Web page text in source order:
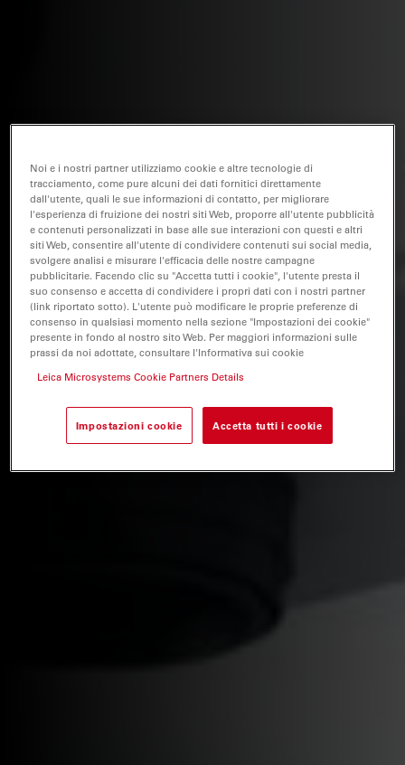
Noi e i nostri partner utilizziamo cookie e altre tecnologie di
tracciamento, come pure alcuni dei dati fornitici direttamente
dall'utente, quali le sue informazioni di contatto, per migliorare
l'esperienza di fruizione dei nostri siti Web, proporre all'utente pubblicità
e contenuti personalizzati in base alle sue interazioni con questi e altri
siti Web, consentire all'utente di condividere contenuti sui social media,
svolgere analisi e misurare l'efficacia delle nostre campagne
pubblicitarie. Facendo clic su "Accetta tutti i cookie", l'utente presta il
suo consenso e accetta di condividere i propri dati con i nostri partner
(link riportato sotto). L'utente può modificare le proprie preferenze di
consenso in qualsiasi momento nella sezione "Impostazioni dei cookie"
presente in fondo al nostro sito Web. Per maggiori informazioni sulle
prassi da noi adottate, consultare l'Informativa sui cookie
Leica Microsystems Cookie Partners Details
Impostazioni cookie Accetta tutti i cookie